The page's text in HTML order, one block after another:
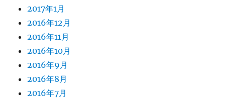
2017年1月
2016年12月
2016年11月
2016年10月
2016年9月
2016年8月
2016年7月